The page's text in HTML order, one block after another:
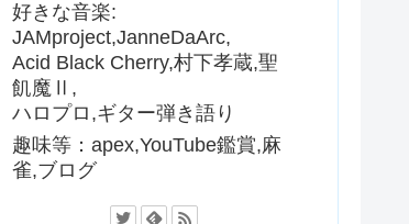
好きな音楽:
JAMproject,JanneDaArc,
Acid Black Cherry,村下孝蔵,聖
飢魔Ⅱ,
ハロプロ,ギター弾き語り
趣味等：apex,YouTube鑑賞,麻
雀,ブログ